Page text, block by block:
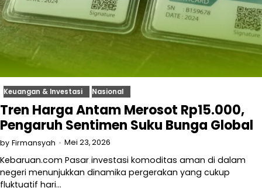
Keuangan & Investasi Nasional
Tren Harga Antam Merosot Rp15.000,
Pengaruh Sentimen Suku Bunga Global
by Firmansyah Mei 23, 2026
Kebaruan.com Pasar investasi komoditas aman di dalam
negeri menunjukkan dinamika pergerakan yang cukup
fluktuatif hari…